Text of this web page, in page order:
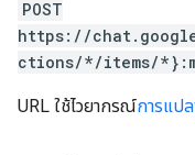
POST
https://
ctions/*/items/
URL ใช้ไวยากรณ์การแป